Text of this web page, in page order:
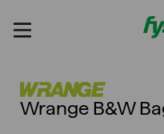
innehållet
Wrange B&W